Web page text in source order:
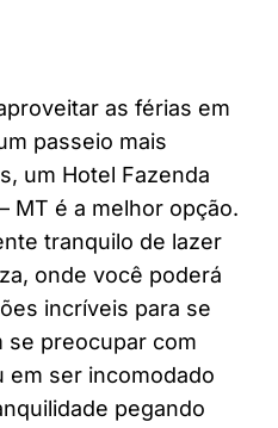
as férias em
passeio mais
um Hotel Fazenda
MT é a melhor opção.
tranquilo de lazer
onde você poderá
incríveis para se
se preocupar com
em ser incomodado
pegando